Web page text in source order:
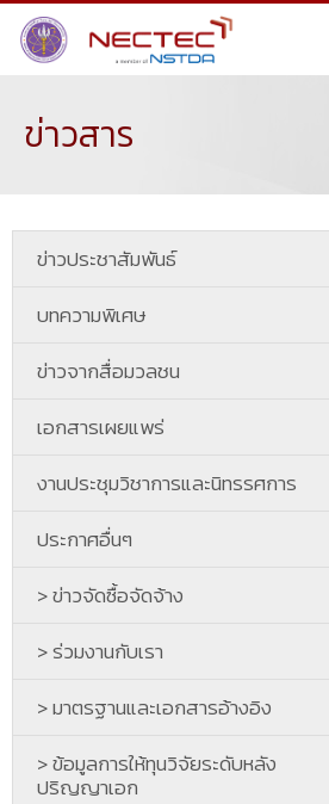
ข่าวสาร
ข่าวประชาสัมพันธ์
บทความพิเศษ
ข่าวจากสื่อมวลชน
เอกสารเผยแพร่
งานประชุมวิชาการและนิทรรศการ
ประกาศอื่นๆ
> ข่าวจัดซื้อจัดจ้าง
> ร่วมงานกับเรา
> มาตรฐานและเอกสารอ้างอิง
> ข้อมูลการให้ทุนวิจัยระดับหลัง
ปริญญาเอก